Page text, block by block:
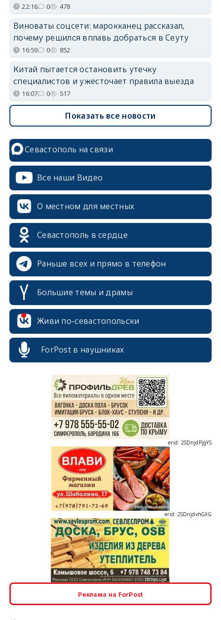
22:16 0 478
Виноваты соцсети: марокканец рассказал,
почему решился вплавь добраться в Сеуту
16:59 0 852
Китай пытается остановить утечку
специалистов и ужесточает правила выезда
16:07 0 517
Показать все новости
Севастополь на связи
Все наши Видео
О местном для местных
Севастополь в сердце
Раньше всех и прямо в телефон
Большие темы и драмы
Живи по-севастопольски
ForPost в наушниках
erid: 2SDnjdPjgYS
erid: 2SDnjdvhGXG
erid: 2SDnjcLUypt
Реклама на ForPost